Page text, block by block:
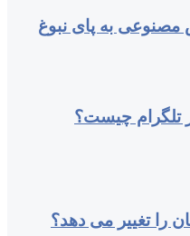
به پای نبوغ
تلگرام چیست؟
را تغییر می‌ دهد؟